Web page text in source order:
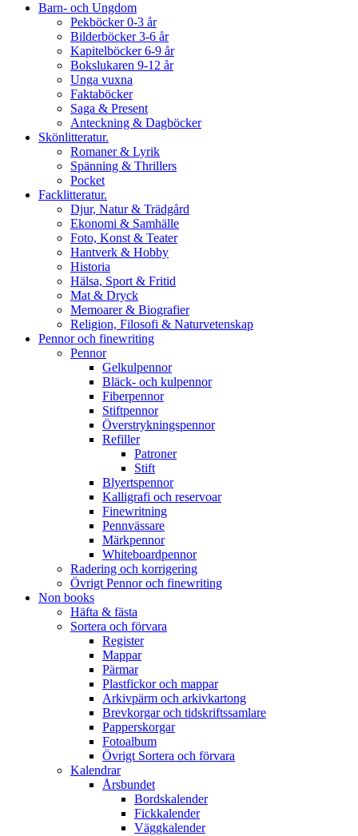
Barn- och Ungdom
Pekböcker 0-3 år
Bilderböcker 3-6 år
Kapitelböcker 6-9 år
Bokslukaren 9-12 år
Unga vuxna
Faktaböcker
Saga & Present
Anteckning & Dagböcker
Skönlitteratur.
Romaner & Lyrik
Spänning & Thrillers
Pocket
Facklitteratur.
Djur, Natur & Trädgård
Ekonomi & Samhälle
Foto, Konst & Teater
Hantverk & Hobby
Historia
Hälsa, Sport & Fritid
Mat & Dryck
Memoarer & Biografier
Religion, Filosofi & Naturvetenskap
Pennor och finewriting
Pennor
Gelkulpennor
Bläck- och kulpennor
Fiberpennor
Stiftpennor
Överstrykningspennor
Refiller
Patroner
Stift
Blyertspennor
Kalligrafi och reservoar
Finewritning
Pennvässare
Märkpennor
Whiteboardpennor
Radering och korrigering
Övrigt Pennor och finewriting
Non books
Häfta & fästa
Sortera och förvara
Register
Mappar
Pärmar
Plastfickor och mappar
Arkivpärm och arkivkartong
Brevkorgar och tidskriftssamlare
Papperskorgar
Fotoalbum
Övrigt Sortera och förvara
Kalendrar
Årsbundet
Bordskalender
Fickkalender
Väggkalender